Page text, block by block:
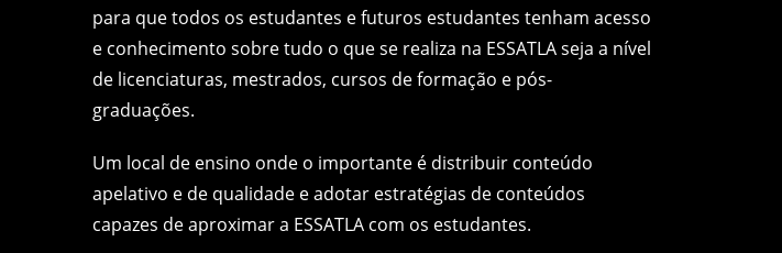
para que todos os estudantes e futuros estudantes tenham acesso
e conhecimento sobre tudo o que se realiza na ESSATLA seja a nível
de licenciaturas, mestrados, cursos de formação e pós-
graduações.
Um local de ensino onde o importante é distribuir conteúdo
apelativo e de qualidade e adotar estratégias de conteúdos
capazes de aproximar a ESSATLA com os estudantes.